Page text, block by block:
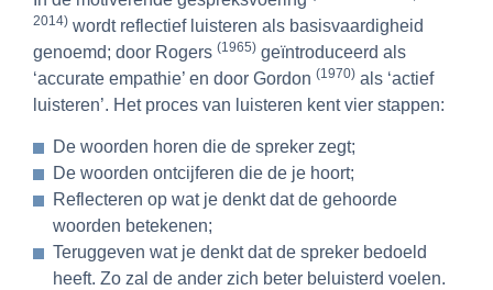
2014) wordt reflectief luisteren als basisvaardigheid
genoemd; door Rogers (1965) geïntroduceerd als
‘accurate empathie’ en door Gordon (1970) als ‘actief
luisteren’. Het proces van luisteren kent vier stappen:
De woorden horen die de spreker zegt;
De woorden ontcijferen die de je hoort;
Reflecteren op wat je denkt dat de gehoorde
woorden betekenen;
Teruggeven wat je denkt dat de spreker bedoeld
heeft. Zo zal de ander zich beter beluisterd voelen.